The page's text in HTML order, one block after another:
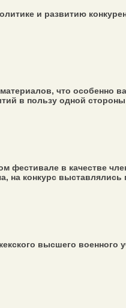
и развитию
что особенно
в пользу одной стороны
фестивале в качестве
на конкурс
высшего военного